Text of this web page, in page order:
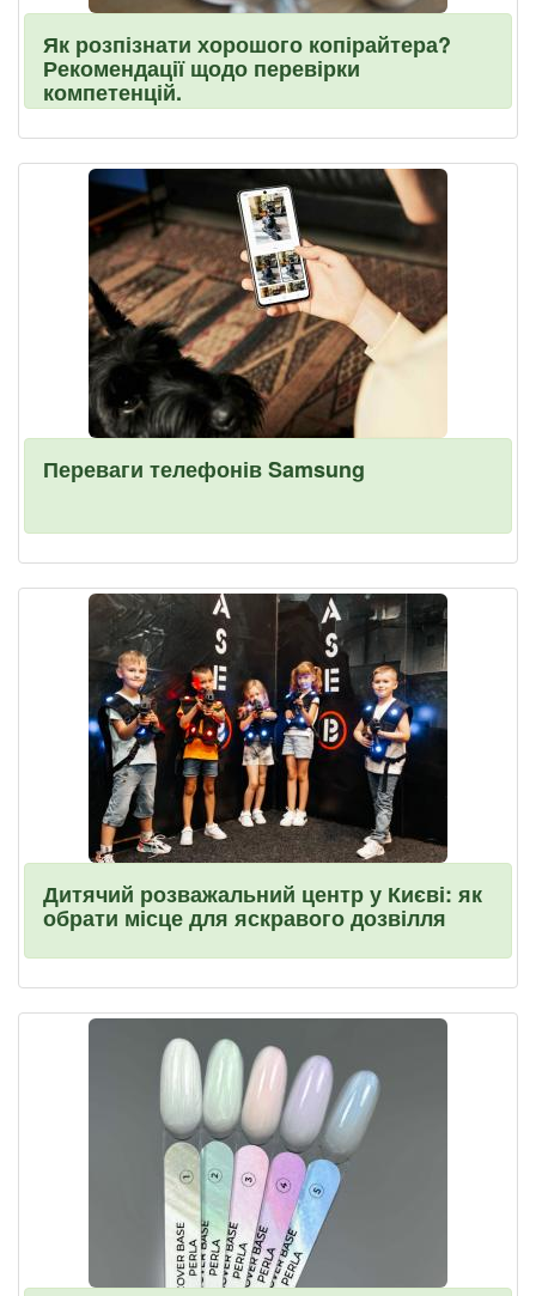
Як розпізнати хорошого копірайтера?
Рекомендації щодо перевірки
компетенцій.
Переваги телефонів Samsung
Дитячий розважальний центр у Києві: як
обрати місце для яскравого дозвілля